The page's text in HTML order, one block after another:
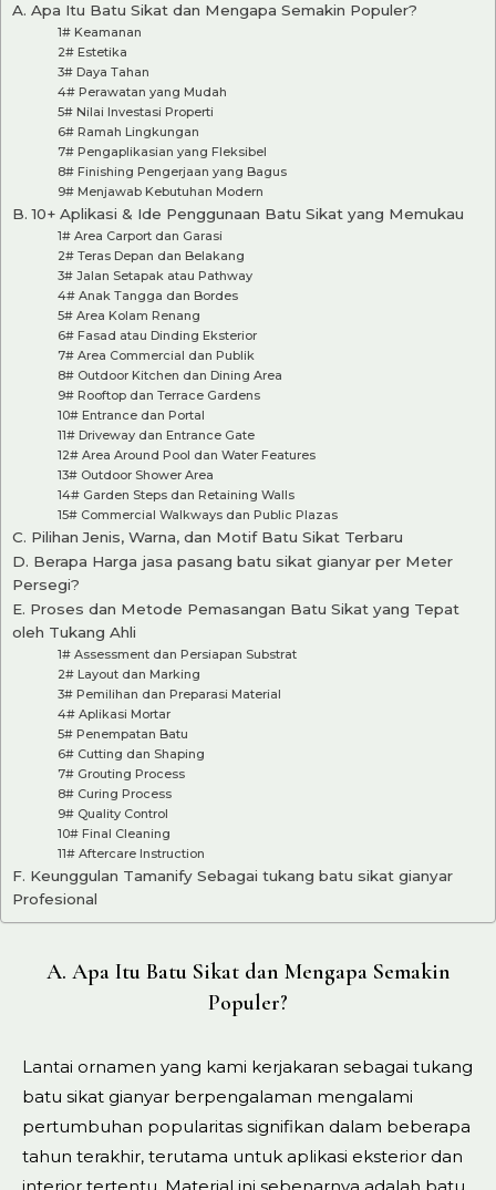
A. Apa Itu Batu Sikat dan Mengapa Semakin Populer?
1# Keamanan
2# Estetika
3# Daya Tahan
4# Perawatan yang Mudah
5# Nilai Investasi Properti
6# Ramah Lingkungan
7# Pengaplikasian yang Fleksibel
8# Finishing Pengerjaan yang Bagus
9# Menjawab Kebutuhan Modern
B. 10+ Aplikasi & Ide Penggunaan Batu Sikat yang Memukau
1# Area Carport dan Garasi
2# Teras Depan dan Belakang
3# Jalan Setapak atau Pathway
4# Anak Tangga dan Bordes
5# Area Kolam Renang
6# Fasad atau Dinding Eksterior
7# Area Commercial dan Publik
8# Outdoor Kitchen dan Dining Area
9# Rooftop dan Terrace Gardens
10# Entrance dan Portal
11# Driveway dan Entrance Gate
12# Area Around Pool dan Water Features
13# Outdoor Shower Area
14# Garden Steps dan Retaining Walls
15# Commercial Walkways dan Public Plazas
C. Pilihan Jenis, Warna, dan Motif Batu Sikat Terbaru
D. Berapa Harga jasa pasang batu sikat gianyar per Meter
Persegi?
E. Proses dan Metode Pemasangan Batu Sikat yang Tepat
oleh Tukang Ahli
1# Assessment dan Persiapan Substrat
2# Layout dan Marking
3# Pemilihan dan Preparasi Material
4# Aplikasi Mortar
5# Penempatan Batu
6# Cutting dan Shaping
7# Grouting Process
8# Curing Process
9# Quality Control
10# Final Cleaning
11# Aftercare Instruction
F. Keunggulan Tamanify Sebagai tukang batu sikat gianyar
Profesional
A. Apa Itu Batu Sikat dan Mengapa Semakin
Populer?
Lantai ornamen yang kami kerjakaran sebagai tukang
batu sikat gianyar berpengalaman mengalami
pertumbuhan popularitas signifikan dalam beberapa
tahun terakhir, terutama untuk aplikasi eksterior dan
interior tertentu. Material ini sebenarnya adalah batu